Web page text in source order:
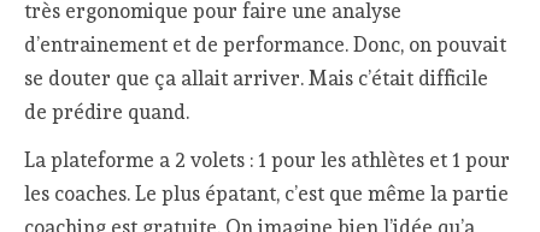
très ergonomique pour faire une analyse
d’entrainement et de performance. Donc, on pouvait
se douter que ça allait arriver. Mais c’était difficile
de prédire quand.
La plateforme a 2 volets : 1 pour les athlètes et 1 pour
les coaches. Le plus épatant, c’est que même la partie